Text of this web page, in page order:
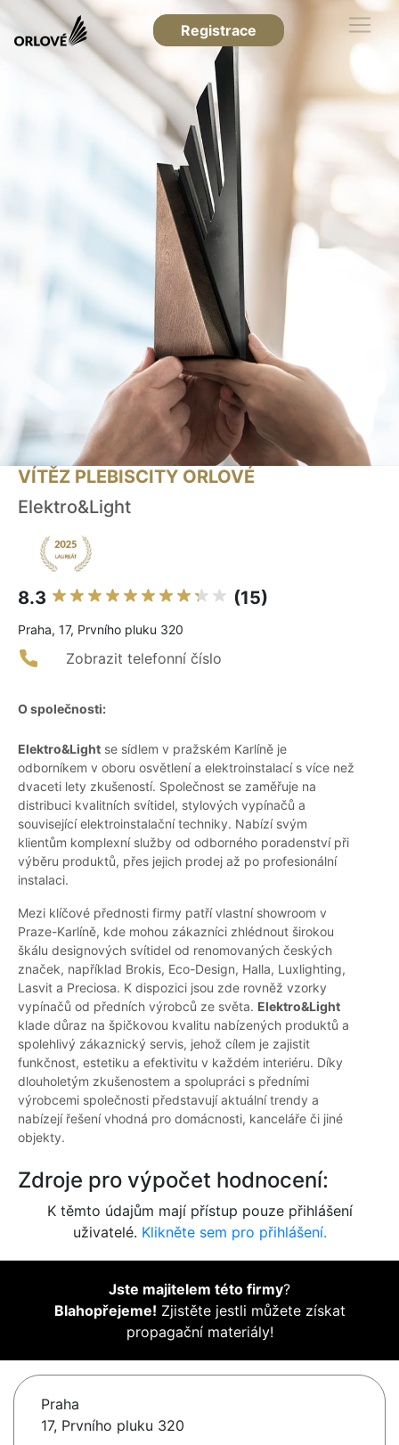
Registrace
VÍTĚZ PLEBISCITY ORLOVÉ
Elektro&Light
8.3 (15)
Praha, 17, Prvního pluku 320
Zobrazit telefonní číslo
O společnosti:
Elektro&Light se sídlem v pražském Karlíně je
odborníkem v oboru osvětlení a elektroinstalací s více než
dvaceti lety zkušeností. Společnost se zaměřuje na
distribuci kvalitních svítidel, stylových vypínačů a
související elektroinstalační techniky. Nabízí svým
klientům komplexní služby od odborného poradenství při
výběru produktů, přes jejich prodej až po profesionální
instalaci.
Mezi klíčové přednosti firmy patří vlastní showroom v
Praze-Karlíně, kde mohou zákazníci zhlédnout širokou
škálu designových svítidel od renomovaných českých
značek, například Brokis, Eco-Design, Halla, Luxlighting,
Lasvit a Preciosa. K dispozici jsou zde rovněž vzorky
vypínačů od předních výrobců ze světa. Elektro&Light
klade důraz na špičkovou kvalitu nabízených produktů a
spolehlivý zákaznický servis, jehož cílem je zajistit
funkčnost, estetiku a efektivitu v každém interiéru. Díky
dlouholetým zkušenostem a spolupráci s předními
výrobcemi společnosti představují aktuální trendy a
nabízejí řešení vhodná pro domácnosti, kanceláře či jiné
objekty.
Zdroje pro výpočet hodnocení:
K těmto údajům mají přístup pouze přihlášení
uživatelé. Klikněte sem pro přihlášení.
Jste majitelem této firmy?
Blahopřejeme! Zjistěte jestli můžete získat
propagační materiály!
Praha
17, Prvního pluku 320